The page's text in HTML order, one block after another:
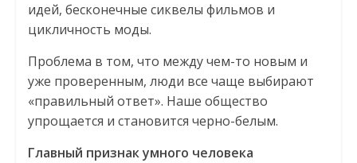
идей, бесконечные сиквелы фильмов и
цикличность моды.
Проблема в том, что между чем-то новым и
уже проверенным, люди все чаще выбирают
«правильный ответ». Наше общество
упрощается и становится черно-белым.
Главный признак умного человека